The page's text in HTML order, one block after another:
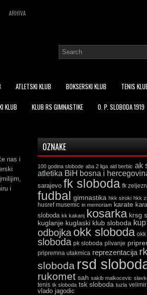
ARHIVA
ATLETSKI KLUB BOKSERSKI KLUB TENIS
KLUB KLUB RS GIMNASTIKE O. P. SLOBODA 1919
nas i
i
OZNAKE
100 godina slobode aba 2 liga aid berbic ak
atletika BiH bosna i
sarajevo fk sloboda fk
fudbal gimnastika hkk siroki hkk
husref musemic in memoriam karate
sloboda kk kakanj kosarka krsg
kuglanje kuglaski klub sloboda
odbojka okk sloboda
sloboda pk sloboda plivanje
pripremna utakmica reprezentacija
sloboda rsd
rukomet sah sakib malkocevic
tenis tk sloboda tsk sloboda tuzla
vlado jagodic